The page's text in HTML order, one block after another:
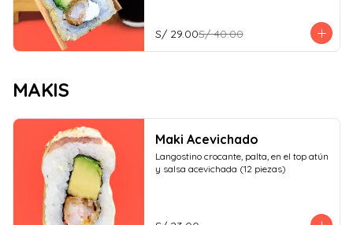
S/ 29.00S/ 40.00
MAKIS
Maki Acevichado
Langostino crocante, palta, en el top atún
y salsa acevichada (12 piezas)